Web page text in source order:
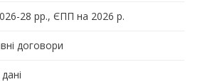
28 рр., ЄПП на 2026 р.
договори